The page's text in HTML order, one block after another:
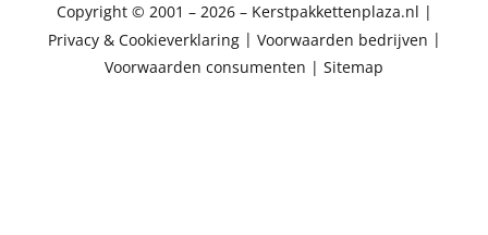
Copyright © 2001 – 2026 – Kerstpakkettenplaza.nl |
Privacy & Cookieverklaring| Voorwaarden bedrijven |
Voorwaarden consumenten | Sitemap